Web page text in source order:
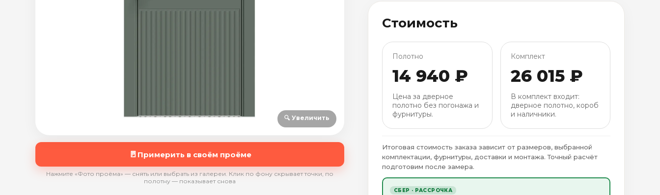
🔍 Увеличить
🚪 Примерить в своём проёме
Нажмите «Фото проёма» — снять или выбрать из галереи. Клик по фону скрывает точки, по
полотну — показывает снова
Стоимость
Полотно
14 940 ₽
Цена за дверное
полотно без погонажа и
фурнитуры.
Комплект
26 015 ₽
В комплект входит:
дверное полотно, короб
и наличники.
Итоговая стоимость заказа зависит от размеров, выбранной
комплектации, фурнитуры, доставки и монтажа. Точный расчёт
подготовим после замера.
СБЕР · РАССРОЧКА